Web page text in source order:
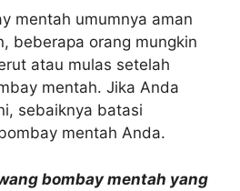
mentah umumnya aman
beberapa orang mungkin
atau mulas setelah
mentah. Jika Anda
sebaiknya batasi
mentah Anda.
bombay mentah yang